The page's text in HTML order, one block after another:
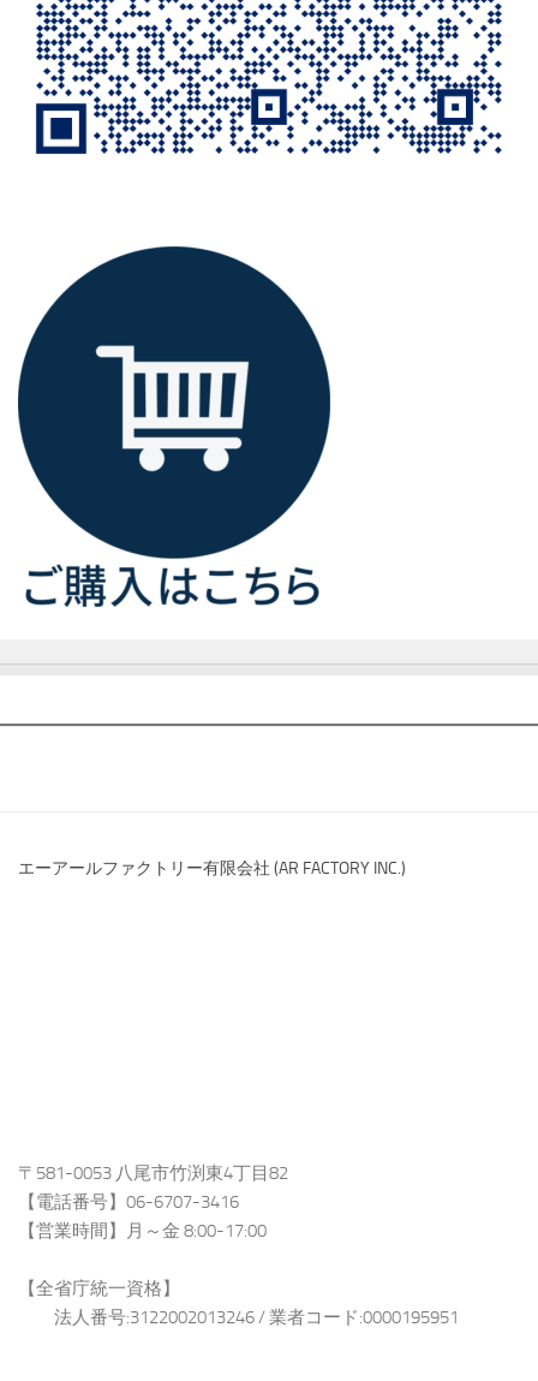
エーアールファクトリー有限会社 (AR FACTORY INC.)
〒581-0053 八尾市竹渕東4丁目82
【電話番号】06-6707-3416
【営業時間】月～金 8:00-17:00
【全省庁統一資格】
法人番号:3122002013246 / 業者コード:0000195951